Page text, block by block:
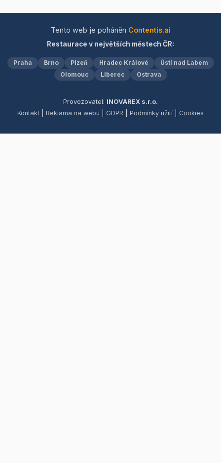
organizaci společenských
svateb a rautů po důstojné
smuteční hostiny.
profesionální cateringové
služby pro firemní akce i
zážitky pro všechny
přítomné.
Tento web je poháněn Contentis.ai
Restaurace v největších městech ČR:
Praha Brno Plzeň Hradec Králové
Ústí nad Labem
Olomouc
Liberec Ostrava
Provozovatel: INOVAREX s.r.o.
Kontakt
Reklama na webu GDPR Podmínky užití Cookies